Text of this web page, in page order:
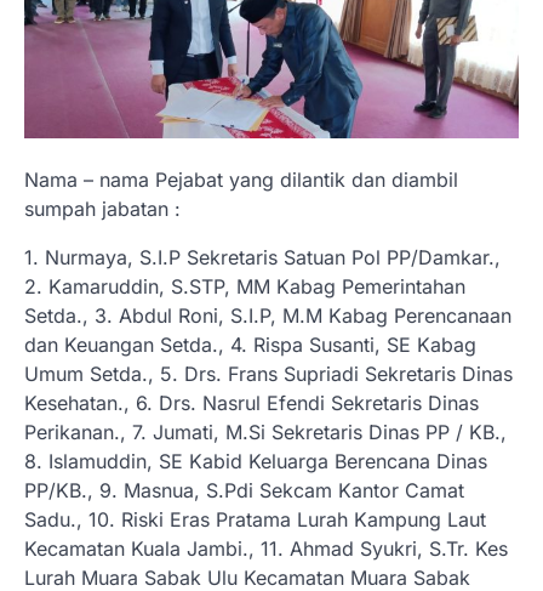
Nama – nama Pejabat yang dilantik dan diambil
sumpah jabatan :
1. Nurmaya, S.I.P Sekretaris Satuan Pol PP/Damkar.,
2. Kamaruddin, S.STP, MM Kabag Pemerintahan
Setda., 3. Abdul Roni, S.I.P, M.M Kabag Perencanaan
dan Keuangan Setda., 4. Rispa Susanti, SE Kabag
Umum Setda., 5. Drs. Frans Supriadi Sekretaris Dinas
Kesehatan., 6. Drs. Nasrul Efendi Sekretaris Dinas
Perikanan., 7. Jumati, M.Si Sekretaris Dinas PP / KB.,
8. Islamuddin, SE Kabid Keluarga Berencana Dinas
PP/KB., 9. Masnua, S.Pdi Sekcam Kantor Camat
Sadu., 10. Riski Eras Pratama Lurah Kampung Laut
Kecamatan Kuala Jambi., 11. Ahmad Syukri, S.Tr. Kes
Lurah Muara Sabak Ulu Kecamatan Muara Sabak